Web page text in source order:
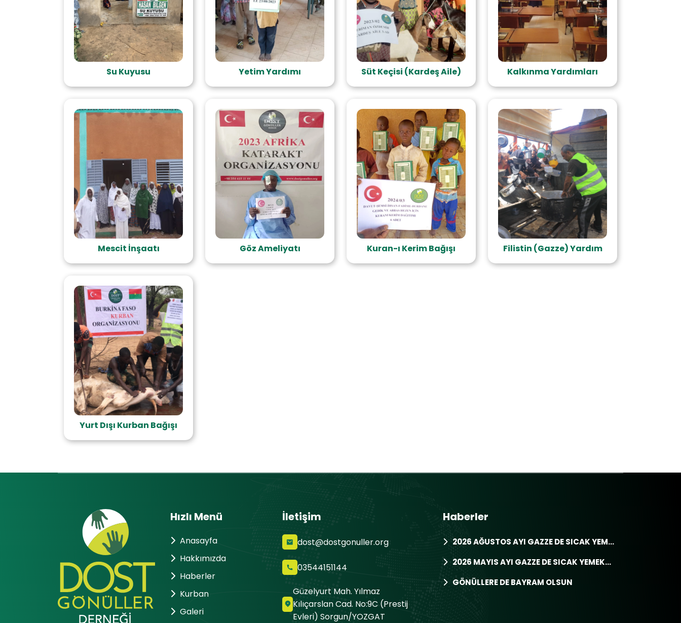
Su Kuyusu Yetim Yardımı Süt Keçisi (Kardeş Aile) Kalkınma Yardımları
Mescit İnşaatı Göz Ameliyatı Kuran-ı Kerim Bağışı Filistin (Gazze) Yardım
Yurt Dışı Kurban Bağışı
Hızlı Menü
Anasayfa
Hakkımızda
Haberler
Kurban
Galeri
İletişim
dost@dostgonuller.org
03544151144
Güzelyurt Mah. Yılmaz
Kılıçarslan Cad. No:9C (Prestij
Evleri) Sorgun/YOZGAT
Haberler
2026 AĞUSTOS AYI GAZZE DE SICAK YEM...
2026 MAYIS AYI GAZZE DE SICAK YEMEK...
GÖNÜLLERE DE BAYRAM OLSUN